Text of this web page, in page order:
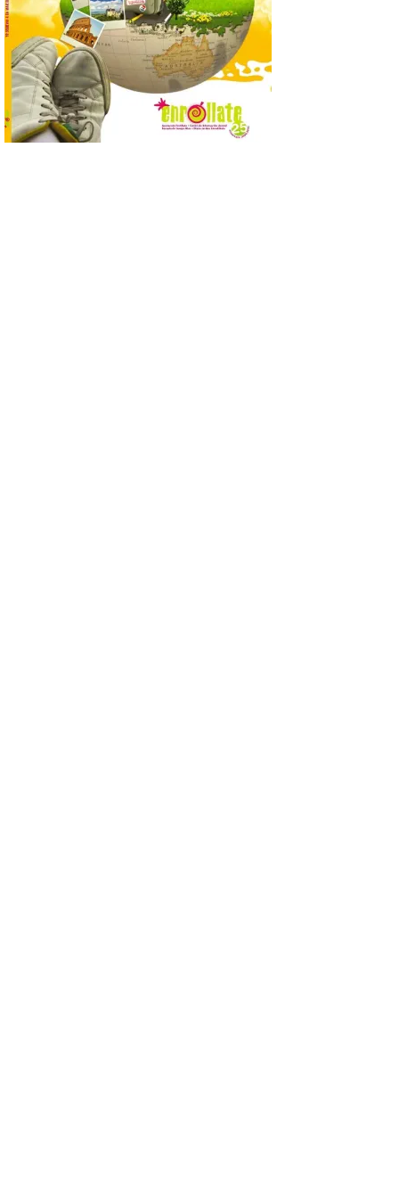
Empleo y Comercio
destina 8,75 millones de
euros al programa JOVEL
2026, cofinanciado por el Fondo Social
Europeo Plus (FSE+), para favorecer la
contratación temporal de 300 jóvenes
desempleados inscritos en el Sistema
Nacional de […]